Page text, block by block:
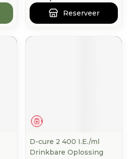
Reserveer
Geneesmiddel
D-cure 2 400 I.E./ml
Drinkbare Oplossing